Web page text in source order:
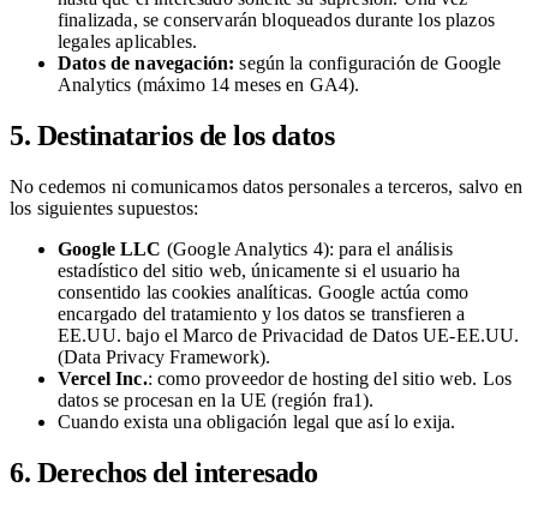
finalizada, se conservarán bloqueados durante los plazos
legales aplicables.
Datos de navegación: según la configuración de Google
Analytics (máximo 14 meses en GA4).
5. Destinatarios de los datos
No cedemos ni comunicamos datos personales a terceros, salvo en
los siguientes supuestos:
Google LLC (Google Analytics 4): para el análisis
estadístico del sitio web, únicamente si el usuario ha
consentido las cookies analíticas. Google actúa como
encargado del tratamiento y los datos se transfieren a
EE.UU. bajo el Marco de Privacidad de Datos UE-EE.UU.
(Data Privacy Framework).
Vercel Inc.: como proveedor de hosting del sitio web. Los
datos se procesan en la UE (región fra1).
Cuando exista una obligación legal que así lo exija.
6. Derechos del interesado